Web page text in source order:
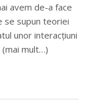
avem de-a face
se supun teoriei
unor interacțiuni
(mai mult…)